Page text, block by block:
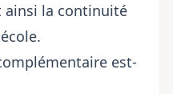
ainsi la continuité
est-